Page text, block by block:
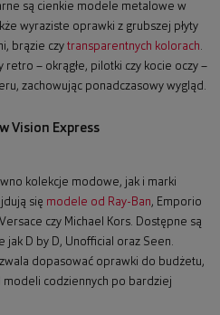
są cienkie modele metalowe w
wyraziste oprawki z grubszej płyty
brązie czy transparentnych kolorach.
retro – okrągłe, pilotki czy kocie oczy –
zachowując ponadczasowy wygląd.
Vision Express
kolekcje modowe, jak i marki
się modele od Ray-Ban, Emporio
czy Michael Kors. Dostępne są
jak D by D, Unofficial oraz Seen.
dopasować oprawki do budżetu,
modeli codziennych po bardziej